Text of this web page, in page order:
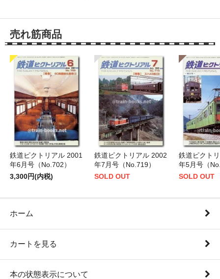
売れ筋商品
鉄道ピクトリアル 2001
年6月号（No.702）
3,300円(内税)
鉄道ピクトリアル 2002
年7月号（No.719）
SOLD OUT
鉄道ピクト
年5月号（
SOLD OUT
ホーム
カートを見る
本の状態表示について